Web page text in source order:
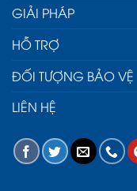
GIẢI PHÁP
HỖ TRỢ
ĐỐI TƯỢNG BẢO VỆ
LIÊN HỆ